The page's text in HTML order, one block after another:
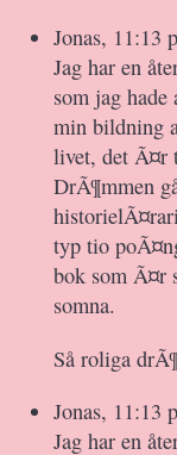
Jonas, 11:13
Jag har en
som jag
min bildning
livet, det Ã¤r
DrÃ¶mmen
typ tio
bok som Ã¤r
somna.
Så roliga
Jonas, 11:13
Jag har en